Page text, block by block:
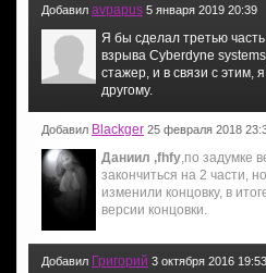
Добавил avpapus 5 января 2019 20:39
Я бы сделал третью
взрыва Cyberdyne
стажер, и в связи с этим,
другому.
Добавил Blackger 25 февраля 2018
Даниил ,fhfy,по задумке
закончиться на 2 части,
изменили концовку, в
версии концовки.
Добавил Григорий 3 октября 2016 19:53